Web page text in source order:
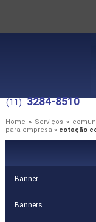
(11) 3284-8510
Home » Serviços »
para empresa » cotação
Banner
Banners